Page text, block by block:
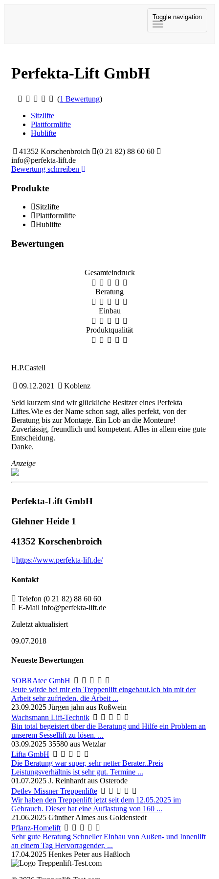
Toggle navigation
Perfekta-Lift GmbH
(1 Bewertung)
Sitzlifte
Plattformlifte
Hublifte
41352 Korschenbroich
(0 21 82) 88 60 60
info@perfekta-lift.de
Bewertung schrreiben
Produkte
Sitzlifte
Plattformlifte
Hublifte
Bewertungen
Gesamteindruck
Beratung
Einbau
Produktqualität
H.P.Castell
09.12.2021
Koblenz
Seid kurzem sind wir glückliche Besitzer eines Perfekta
Liftes.Wie es der Name schon sagt, alles perfekt, von der
Beratung bis zur Montage. Ein Lob an die Monteure!
Zuverlässig, freundlich und kompetent. Alles in allem eine gute
Entscheidung.
Danke.
Anzeige
Perfekta-Lift GmbH
Glehner Heide 1
41352 Korschenbroich
https://www.perfekta-lift.de/
Kontakt
Telefon (0 21 82) 88 60 60
E-Mail info@perfekta-lift.de
Zuletzt aktualisiert
09.07.2018
Neueste Bewertungen
SOBRAtec GmbH
Jeute wirde bei mir ein Treppenlift eingebaut.Ich bin mit der
Arbeit sehr zufrieden. die Arbeit ...
23.09.2025 Jürgen jahn aus Roßwein
Wachsmann Lift-Technik
Bin total begeistert über die Beratung und Hilfe ein Problem an
unserem Sessellift zu lösen. ...
03.09.2025 35580 aus Wetzlar
Lifta GmbH
Die Beratung war super, sehr netter Berater..Preis
Leistungsverhältnis ist sehr gut. Termine ...
01.07.2025 J. Reinhardt aus Osterode
Detlev Missner Treppenlifte
Wir haben den Treppenlift jetzt seit dem 12.05.2025 im
Gebrauch. Dieser hat eine Auflastung von 160 ...
21.06.2025 Günther Almes aus Goldenstedt
Pflanz-Homelift
Sehr gute Beratung Schneller Einbau von Außen- und Innenlift
an einem Tag Hervorragender, ...
17.04.2025 Henkes Peter aus Haßloch